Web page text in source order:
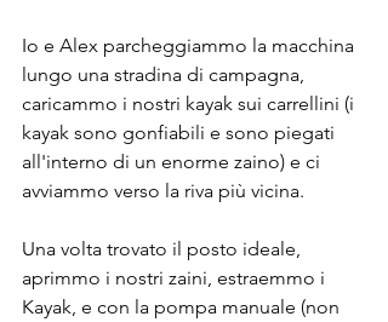
Io e Alex parcheggiammo la macchina
lungo una stradina di campagna,
caricammo i nostri kayak sui carrellini (i
kayak sono gonfiabili e sono piegati
all'interno di un enorme zaino) e ci
avviammo verso la riva più vicina.
Una volta trovato il posto ideale,
aprimmo i nostri zaini, estraemmo i
Kayak, e con la pompa manuale (non